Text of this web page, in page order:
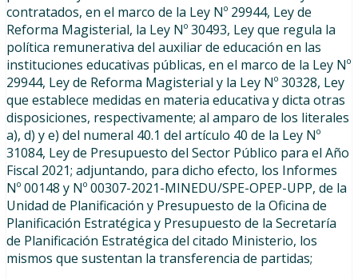
contratados, en el marco de la Ley Nº 29944, Ley de
Reforma Magisterial, la Ley Nº 30493, Ley que regula la
política remunerativa del auxiliar de educación en las
instituciones educativas públicas, en el marco de la Ley Nº
29944, Ley de Reforma Magisterial y la Ley Nº 30328, Ley
que establece medidas en materia educativa y dicta otras
disposiciones, respectivamente; al amparo de los literales
a), d) y e) del numeral 40.1 del artículo 40 de la Ley Nº
31084, Ley de Presupuesto del Sector Público para el Año
Fiscal 2021; adjuntando, para dicho efecto, los Informes
Nº 00148 y Nº 00307-2021-MINEDU/SPE-OPEP-UPP, de la
Unidad de Planificación y Presupuesto de la Oficina de
Planificación Estratégica y Presupuesto de la Secretaría
de Planificación Estratégica del citado Ministerio, los
mismos que sustentan la transferencia de partidas;